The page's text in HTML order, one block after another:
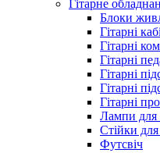
Гітарне
Блоки
Гітарні
Гітарні
Гітарні
Гітарні
Гітарні
Гітарні
Лампи для
Стійки
Футсвіч